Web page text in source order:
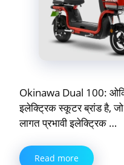
Okinawa Dual 100:
इलेक्ट्रिक स्कूटर ब्रांड है,
लागत प्रभावी इलेक्ट्रिक …
Read more